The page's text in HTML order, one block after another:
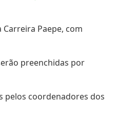
Paepe, com
preenchidas por
pelos coordenadores dos